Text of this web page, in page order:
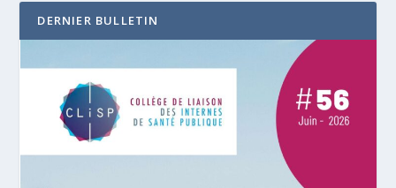
DERNIER BULLETIN